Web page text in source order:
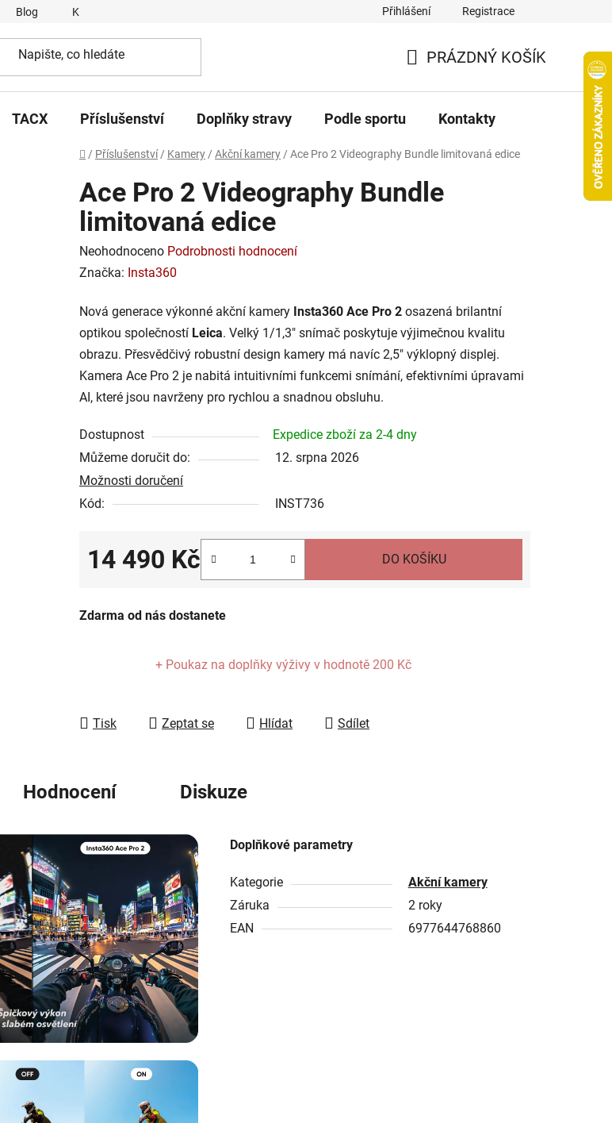
Blog Kontakty Přihlášení Registrace
KOŠÍK
PRÁZDNÝ KOŠÍK
TACX Příslušenství Doplňky stravy Podle sportu Kontakty
Domů
/ Příslušenství / Kamery / Akční kamery / Ace Pro 2 Videography Bundle limitovaná edice
Ace Pro 2 Videography Bundle
limitovaná edice
Průměrné
hodnocení
je
0,0
z
5
hvězdiček.
Neohodnoceno Podrobnosti hodnocení
Značka: Insta360
Nová generace výkonné akční kamery Insta360 Ace Pro 2 osazená brilantní
optikou společností Leica. Velký 1/1,3" snímač poskytuje výjimečnou kvalitu
obrazu. Přesvědčivý robustní design kamery má navíc 2,5" výklopný displej.
Kamera Ace Pro 2 je nabitá intuitivními funkcemi snímání, efektivními úpravami
AI, které jsou navrženy pro rychlou a snadnou obsluhu.
Dostupnost
Expedice zboží za 2-4 dny
Můžeme doručit do:
12. srpna 2026
Možnosti doručení
Kód:
INST736
14 490 Kč DO KOŠÍKU
Zdarma od nás dostanete
+ Poukaz na doplňky výživy v hodnotě 200 Kč
Tisk Zeptat se Hlídat Sdílet
Hodnocení Diskuze
Doplňkové parametry
Kategorie
Akční kamery
Záruka
2 roky
EAN
6977644768860